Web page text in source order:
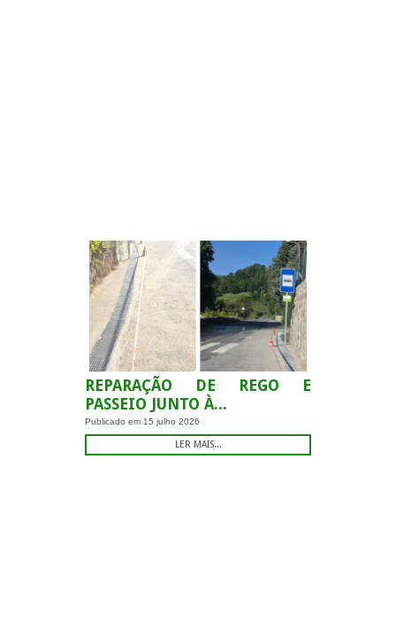
REPARAÇÃO DE REGO E
PASSEIO JUNTO À...
Publicado em 15 julho 2026
LER MAIS...